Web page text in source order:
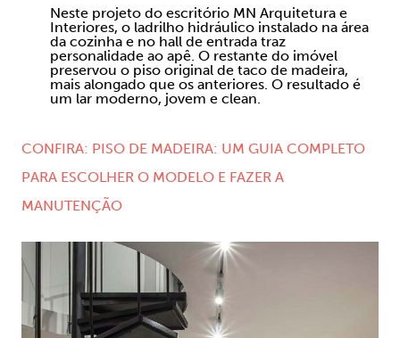
Neste projeto do escritório MN Arquitetura e
Interiores, o ladrilho hidráulico instalado na área
da cozinha e no hall de entrada traz
personalidade ao apê. O restante do imóvel
preservou o piso original de taco de madeira,
mais alongado que os anteriores. O resultado é
um lar moderno, jovem e clean.
CONFIRA: PISO DE MADEIRA: UM GUIA COMPLETO
PARA ESCOLHER O MODELO E FAZER A
MANUTENÇÃO